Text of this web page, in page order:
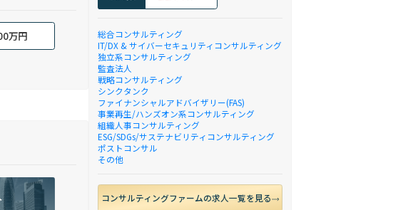
万円
総合コンサルティング
IT/DX & サイバーセキュリティコンサルティング
独立系コンサルティング
監査法人
戦略コンサルティング
シンクタンク
ファイナンシャルアドバイザリー(FAS)
事業再生/ハンズオン系コンサルティング
組織人事コンサルティング
ESG/SDGs/サステナビリティコンサルティング
ポストコンサル
その他
コンサルティングファームの求人一覧を見る